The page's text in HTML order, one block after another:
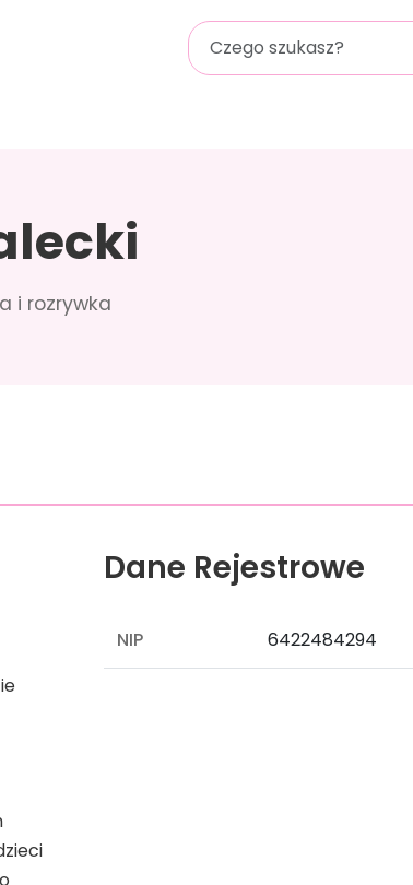
i rozrywka
Dane Rejestrowe
NIP 6422484294